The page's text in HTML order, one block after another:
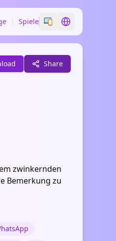
Spiele Switch emoji style
Switch language
Share
zwinkernden
Bemerkung zu